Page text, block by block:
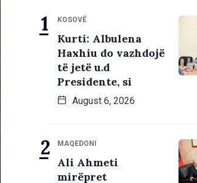
KOSOVË
Kurti: Albulena
Haxhiu do vazhdojë
të jetë u.d
Presidente, si
August 6, 2026
MAQEDONI
Ali Ahmeti
mirëpret